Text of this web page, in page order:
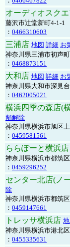
オーディオスク
藤沢市辻堂新町4-1-1
： 0466310603
三浦店 地図 詳細 お
神奈川県三浦市初声
： 0468873151
大和店 地図 詳細 お
神奈川県大和市深見
： 0462005021
横浜四季の森店(
舗解除
神奈川県横浜市旭区
： 0459581561
ららぽーと横浜店
神奈川県横浜市都筑
： 0459296252
センター北店(ノ
除
神奈川県横浜市都筑
： 0459147661
トレッサ横浜店
神奈川県横浜市港北
： 0455335631